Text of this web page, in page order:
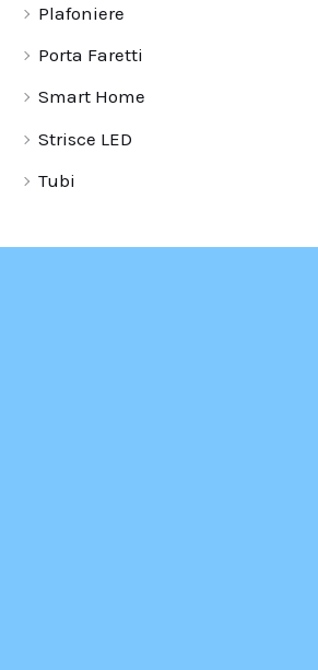
Plafoniere
Porta Faretti
Smart Home
Strisce LED
Tubi